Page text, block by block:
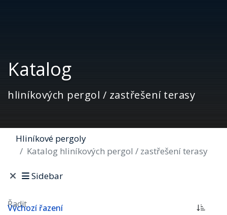
Katalog
hliníkových pergol / zastřešení terasy
Hliníkové pergoly
Katalog hliníkových pergol / zastřešení terasy
Sidebar
Řadit